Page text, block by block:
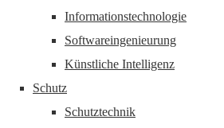
Informationstechnologie
Softwareingenieurung
Künstliche Intelligenz
Schutz
Schutztechnik